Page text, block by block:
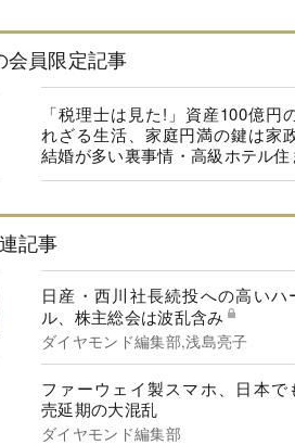
会員限定記事
「税理士は見た!」資産100億円
れざる生活、家庭円満の鍵は家
結婚が多い裏事情・高級ホテル
記事
日産・西川社長続投への高いハ
ル、株主総会は波乱含み
ダイヤモンド編集部,浅島亮子
ファーウェイ製スマホ、日本で
売延期の大混乱
ダイヤモンド編集部